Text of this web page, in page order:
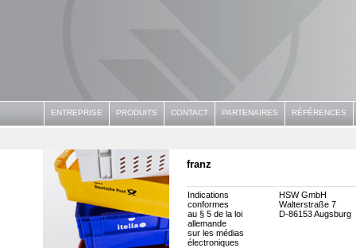
ENTREPRISE PRODUITS CONTACT PARTENAIRES RÉFÉRENCES
franz
Indications
conformes
au § 5 de la loi
allemande
sur les médias
électroniques
HSW GmbH
Walterstraße 7
D-86153 Augsburg